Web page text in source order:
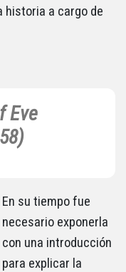
historia a cargo de
Eve
En su tiempo fue
necesario exponerla
con una introducción
para explicar la